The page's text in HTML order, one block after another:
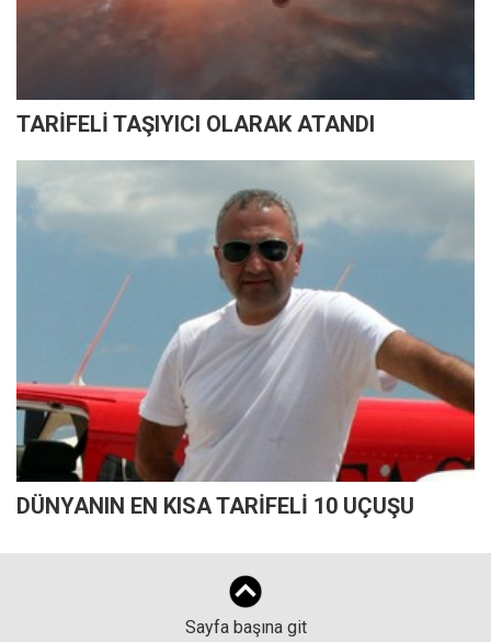
TARİFELİ TAŞIYICI OLARAK ATANDI
DÜNYANIN EN KISA TARİFELİ 10 UÇUŞU
Sayfa başına git